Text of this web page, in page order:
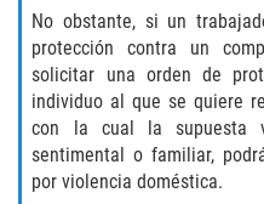
Posesión
Juicio
No obstante, si un
protección contra un
solicitar una orden de
individuo al que se quiere
con la cual la supuesta
sentimental o familiar,
por violencia doméstica.